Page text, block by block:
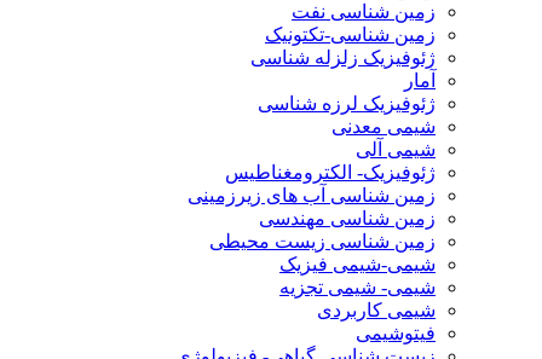
زمین شناسی نفت
زمین شناسی-تکتونیک
ژئوفیزیک زلزله شناسی
آمار
ژئوفیزیک لرزه شناسی
شیمی معدنی
شیمی آلی
ژئوفیزیک- الکترومغناطیس
زمین شناسی آب های زیرزمینی
زمین شناسی مهندسی
زمین شناسی زیست محیطی
شیمی-شیمی فیزیک
شیمی- شیمی تجزیه
شیمی کاربردی
فیتوشیمی